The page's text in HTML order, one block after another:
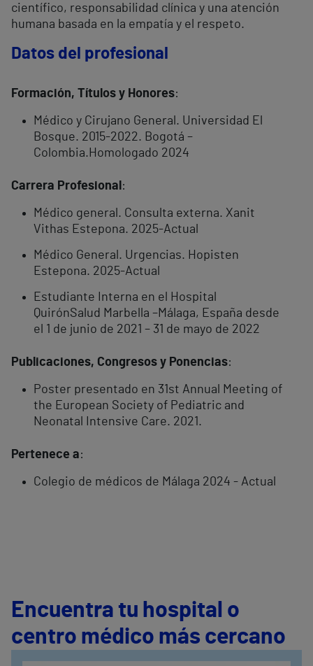
científico, responsabilidad clínica y una atención
humana basada en la empatía y el respeto.
Datos del profesional
Formación, Títulos y Honores:
Médico y Cirujano General. Universidad El
Bosque. 2015-2022. Bogotá –
Colombia.Homologado 2024
Carrera Profesional :
Médico general. Consulta externa. Xanit
Vithas Estepona. 2025-Actual
Médico General. Urgencias. Hopisten
Estepona. 2025-Actual
Estudiante Interna en el Hospital
QuirónSalud Marbella –Málaga, España desde
el 1 de junio de 2021 – 31 de mayo de 2022
Publicaciones, Congresos y Ponencias:
Poster presentado en 31st Annual Meeting of
the European Society of Pediatric and
Neonatal Intensive Care. 2021.
Pertenece a:
Colegio de médicos de Málaga 2024 - Actual
Encuentra tu hospital o
centro médico más cercano